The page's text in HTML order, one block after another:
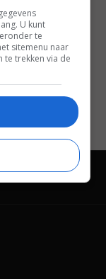
U kunt
te
sitemenu naar
te trekken via de